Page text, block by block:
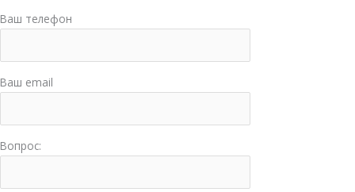
Ваш телефон
Ваш email
Вопрос: